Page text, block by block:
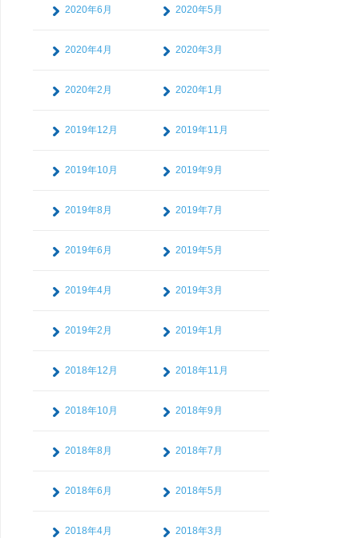
2020年6月 2020年5月
2020年4月 2020年3月
2020年2月 2020年1月
2019年12月 2019年11月
2019年10月 2019年9月
2019年8月 2019年7月
2019年6月 2019年5月
2019年4月 2019年3月
2019年2月 2019年1月
2018年12月 2018年11月
2018年10月 2018年9月
2018年8月 2018年7月
2018年6月 2018年5月
2018年4月 2018年3月